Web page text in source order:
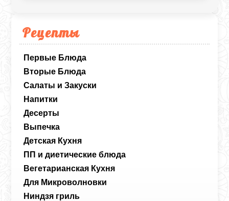
Рецепты
Первые Блюда
Вторые Блюда
Салаты и Закуски
Напитки
Десерты
Выпечка
Детская Кухня
ПП и диетические блюда
Вегетарианская Кухня
Для Микроволновки
Ниндзя гриль